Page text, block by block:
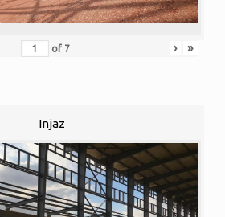
of 7 › »
Injaz